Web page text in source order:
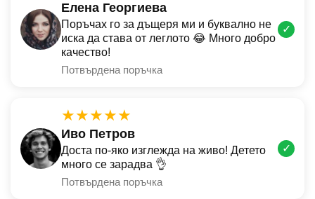
Елена Георгиева
Поръчах го за дъщеря ми и буквално не
иска да става от леглото 😂 Много добро
качество!
Потвърдена поръчка
✓
★★★★★
Иво Петров
Доста по-яко изглежда на живо! Детето
много се зарадва 👌
Потвърдена поръчка
✓